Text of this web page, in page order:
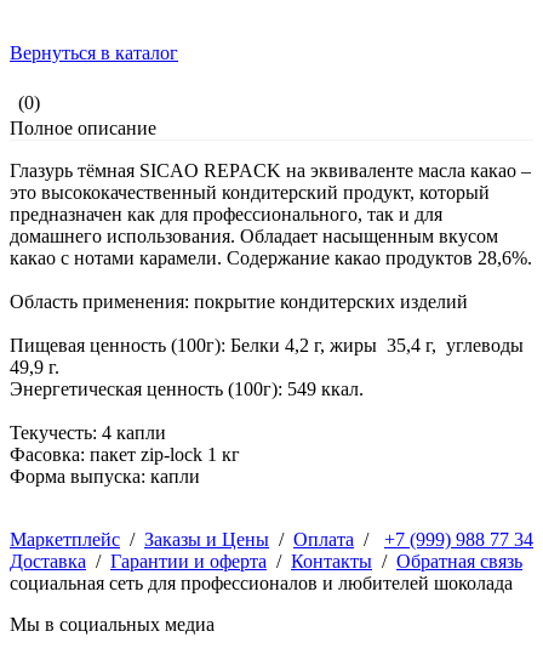
Вернуться в каталог
(0)
Полное описание
Глазурь тёмная SICAO REPACK на эквиваленте масла какао –
это высококачественный кондитерский продукт, который
предназначен как для профессионального, так и для
домашнего использования. Обладает насыщенным вкусом
какао с нотами карамели. Содержание какао продуктов 28,6%.
Область применения: покрытие кондитерских изделий
Пищевая ценность (100г): Белки 4,2 г, жиры 35,4 г, углеводы
49,9 г.
Энергетическая ценность (100г): 549 ккал.
Текучесть: 4 капли
Фасовка: пакет zip-lock 1 кг
Форма выпуска: капли
+7 (999) 988 77 34
Маркетплейс / Заказы и Цены / Оплата /
Доставка / Гарантии и оферта / Контакты / Обратная связь
социальная сеть для профессионалов и любителей шоколада
Мы в социальных медиа